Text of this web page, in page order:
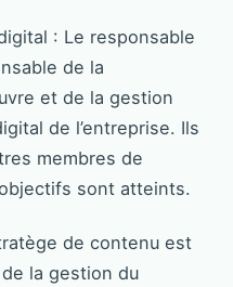
: Le responsable
de la
et de la gestion
de l’entreprise. Ils
membres de
objectifs sont atteints.
de contenu est
la gestion du